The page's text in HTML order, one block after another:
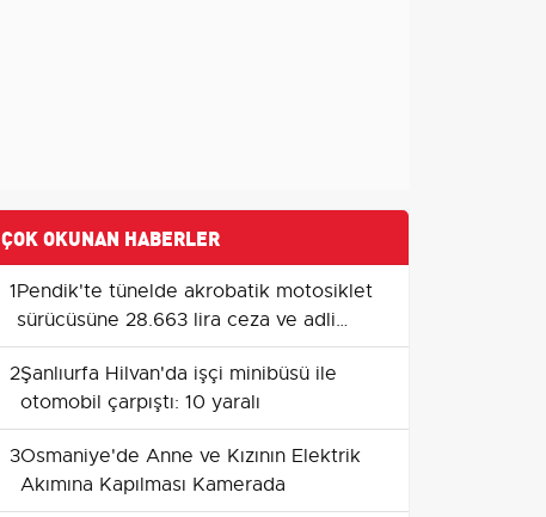
ÇOK OKUNAN HABERLER
1Pendik'te tünelde akrobatik motosiklet
sürücüsüne 28.663 lira ceza ve adli
işlem
2Şanlıurfa Hilvan'da işçi minibüsü ile
otomobil çarpıştı: 10 yaralı
3Osmaniye'de Anne ve Kızının Elektrik
Akımına Kapılması Kamerada